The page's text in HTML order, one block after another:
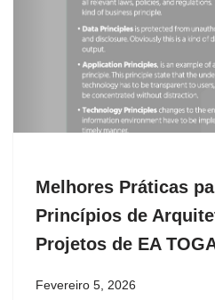
Melhores Práticas
Princípios de
Projetos de EA
Fevereiro 5, 2026